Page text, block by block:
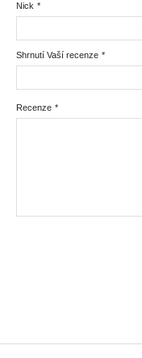
*
Nick
*
Shrnutí Vaší recenze
*
Recenze